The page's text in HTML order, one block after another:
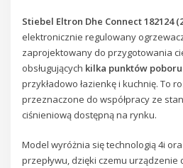
Stiebel Eltron Dhe Connect 182124
elektronicznie regulowany
zaprojektowany do przygotowania
obsługujących kilka punktów poboru
przykładowo łazienkę i kuchnię. To
przeznaczone do współpracy ze
ciśnieniową dostępną na rynku.
Model wyróżnia się technologią 4i
przepływu, dzięki czemu urządzenie